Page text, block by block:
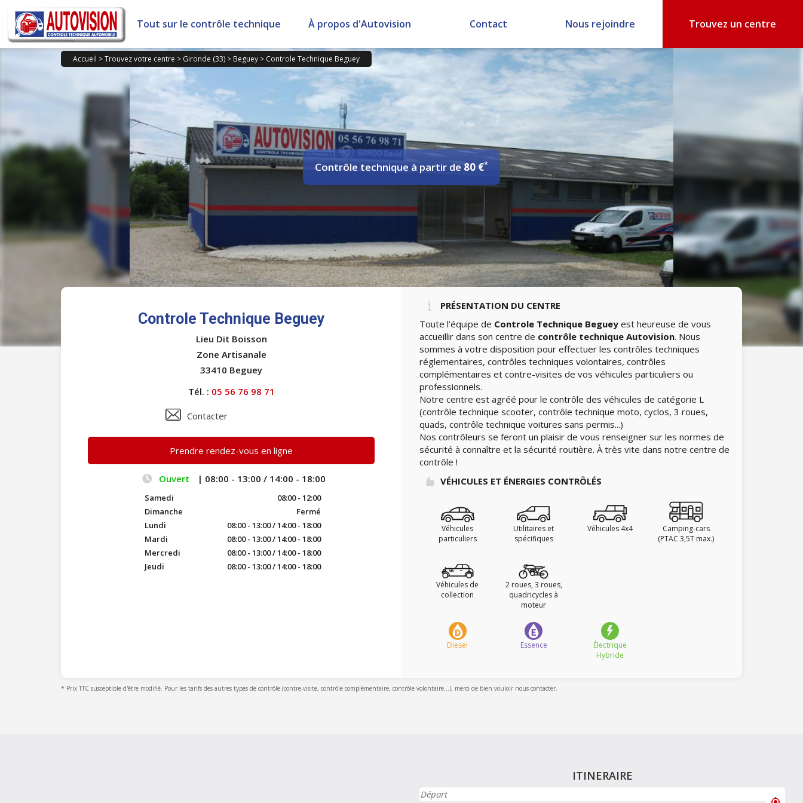
Panneau de gestion des cookies
Tout sur le contrôle technique À propos d'Autovision Contact Nous rejoindre Trouvez un centre
Accueil >Trouvez votre centre > Gironde (33) > Beguey > Controle Technique Beguey
Contrôle technique à partir de 80 €*
Controle Technique Beguey
Lieu Dit Boisson
Zone Artisanale
33410 Beguey
Tél. : 05 56 76 98 71
Contacter
Prendre rendez-vous en ligne
Ouvert | 08:00 - 13:00 / 14:00 - 18:00
Samedi
08:00 - 12:00
Dimanche
Fermé
Lundi
08:00 - 13:00 / 14:00 - 18:00
Mardi
08:00 - 13:00 / 14:00 - 18:00
Mercredi
08:00 - 13:00 / 14:00 - 18:00
Jeudi
08:00 - 13:00 / 14:00 - 18:00
PRÉSENTATION DU CENTRE
Toute l'équipe de Controle Technique Beguey est heureuse de vous
accueillir dans son centre de contrôle technique Autovision. Nous
sommes à votre disposition pour effectuer les contrôles techniques
réglementaires, contrôles techniques volontaires, contrôles
complémentaires et contre-visites de vos véhicules particuliers ou
professionnels.
Notre centre est agréé pour le contrôle des véhicules de catégorie L
(contrôle technique scooter, contrôle technique moto, cyclos, 3 roues,
quads, contrôle technique voitures sans permis...)
Nos contrôleurs se feront un plaisir de vous renseigner sur les normes de
sécurité à connaître et la sécurité routière. À très vite dans notre centre de
contrôle !
VÉHICULES ET ÉNERGIES CONTRÔLÉS
Véhicules
particuliers
Utilitaires et
spécifiques
Véhicules 4x4
Camping-cars
(PTAC 3,5T max.)
Véhicules de
collection
2 roues, 3 roues,
quadricycles à
moteur
Diesel Essence
Électrique
Hybride
* Prix TTC susceptible d'être modifié. Pour les tarifs des autres types de contrôle (contre-visite, contrôle complémentaire, contrôle volontaire...), merci de bien vouloir nous contacter.
ITINERAIRE